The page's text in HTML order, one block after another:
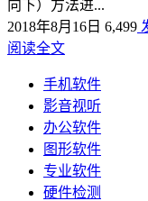
向下）方法进...
2018年8月16日 6,499
阅读全文
手机软件
影音视听
办公软件
图形软件
专业软件
硬件检测